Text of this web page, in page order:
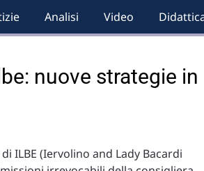
Analisi Video
nuove strategie in
ILBE (Iervolino and Lady Bacardi